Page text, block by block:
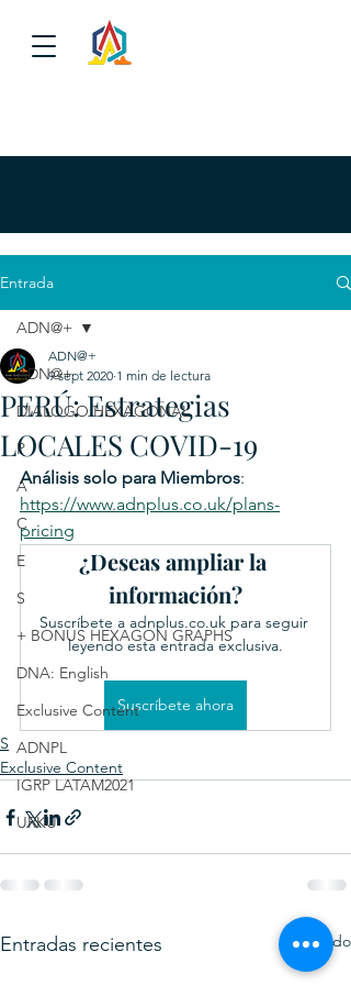
Entrada
ADN@+
DIALOGO HEXAGONAL
P
A
C
E
S
+ BONUS HEXAGON GRAPHS
DNA: English
Exclusive Content
ADNPL
IGRP LATAM2021
URKU
ADN@+
PERÚ: Estrategias
LOCALES COVID-19
ADN@+
9 sept 2020 1 min de lectura
Análisis solo para Miembros:
https://www.adnplus.co.uk/plans-
pricing
¿Deseas ampliar la
información?
Suscríbete a adnplus.co.uk para seguir
leyendo esta entrada exclusiva.
Suscríbete ahora
S
Exclusive Content
Entradas recientes Ver todo